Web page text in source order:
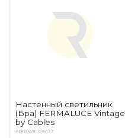
Настенный светильник
(Бра) FERMALUCE Vintage
by Cables
Артикул: OW177